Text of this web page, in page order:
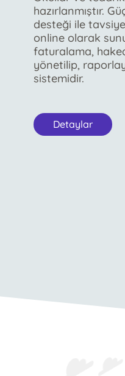
hazırlanmıştır.
desteği ile
online olarak
faturalama,
yönetilip,
sistemidir.
Detaylar